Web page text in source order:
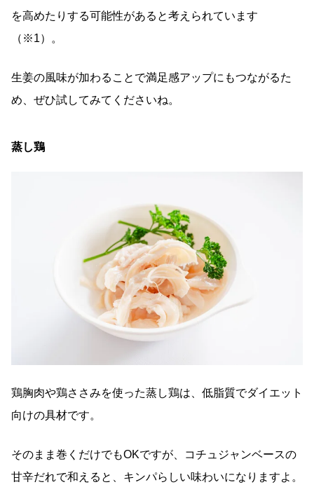
を高めたりする可能性があると考えられています
（※1）。
生姜の風味が加わることで満足感アップにもつながるた
め、ぜひ試してみてくださいね。
蒸し鶏
鶏胸肉や鶏ささみを使った蒸し鶏は、低脂質でダイエット
向けの具材です。
そのまま巻くだけでもOKですが、コチュジャンベースの
甘辛だれで和えると、キンパらしい味わいになりますよ。